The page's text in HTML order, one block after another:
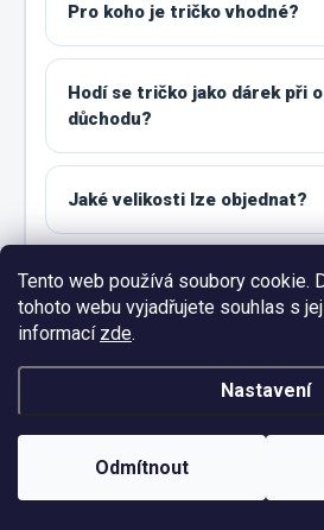
Tento web používá soubory cookie.
tohoto webu vyjadřujete souhlas s
informací zde.
Nastavení
Odmítnout
Pro koho je tričko vhodné?
Hodí se tričko jako dárek při
důchodu?
Jaké velikosti lze objednat?
Proč jsou na obrázku také
5XL?
Jak správně vybrat velikost?
Co zvolit mezi dvěma